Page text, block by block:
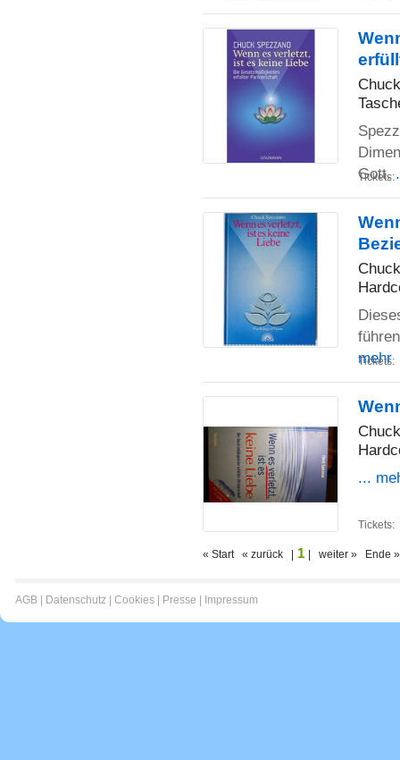
Gott.
Tickets:
mehr
Tickets:
...
Tickets:
« Start « zurück | 1 | weiter » Ende »
AGB Datenschutz Cookies Presse Impressum